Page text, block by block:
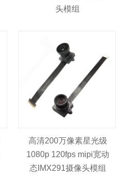
头模组
高清200万像素星光级
1080p 120fps mipi宽动
态IMX291摄像头模组